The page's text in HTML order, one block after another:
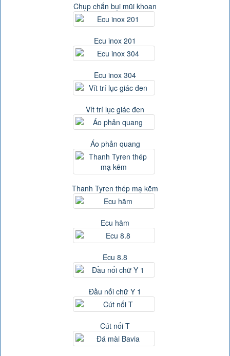
Chụp chắn bụi mũi khoan
Ecu inox 201
Ecu inox 304
Vít trí lục giác đen
Áo phản quang
Thanh Tyren thép mạ kẽm
Ecu hãm
Ecu 8.8
Đầu nối chữ Y 1
Cút nối T